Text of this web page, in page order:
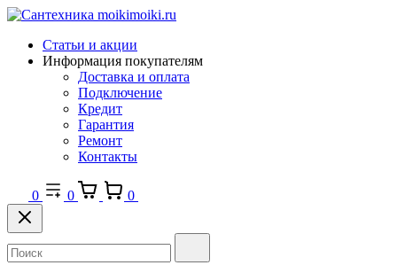
Статьи и акции
Информация покупателям
Доставка и оплата
Подключение
Кредит
Гарантия
Ремонт
Контакты
0 0 0